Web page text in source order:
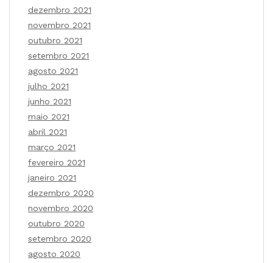
dezembro 2021
novembro 2021
outubro 2021
setembro 2021
agosto 2021
julho 2021
junho 2021
maio 2021
abril 2021
março 2021
fevereiro 2021
janeiro 2021
dezembro 2020
novembro 2020
outubro 2020
setembro 2020
agosto 2020